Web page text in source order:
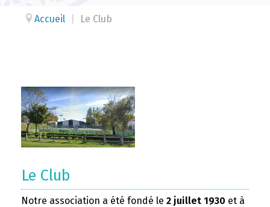
Accueil Le Club
Le Club
Notre association a été fondé le 2 juillet 1930 et à